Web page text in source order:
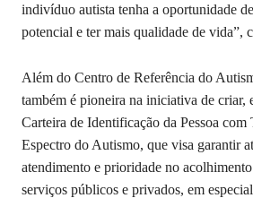
indivíduo autista tenha a oportunidade
potencial e ter mais qualidade de vida”,
Além do Centro de Referência do
também é pioneira na iniciativa de criar,
Carteira de Identificação da Pessoa com
Espectro do Autismo, que visa garantir
atendimento e prioridade no acolhimento
serviços públicos e privados, em